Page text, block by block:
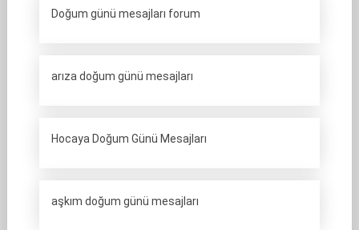
Doğum günü mesajları forum
arıza doğum günü mesajları
Hocaya Doğum Günü Mesajları
aşkım doğum günü mesajları